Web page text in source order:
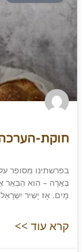
חוקת-
בפרשתינו מסופר
בְּאֵרָה – הִוא
מָיִם. אָז יָשִׁיר
קרא עוד >>